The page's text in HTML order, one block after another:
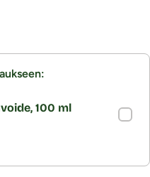
100 ml